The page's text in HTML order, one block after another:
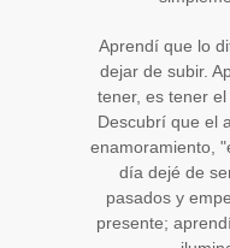
Aprendí que lo
dejar de subir.
tener, es tener
Descubrí que el
enamoramiento,
día dejé de
pasados y
presente;